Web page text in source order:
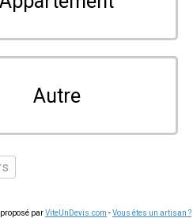
Autre
proposé parViteUnDevis.com -Vous êtes un artisan ?